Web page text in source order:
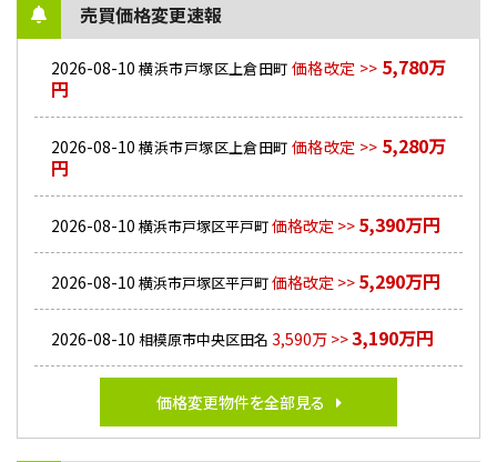
売買価格変更速報
2026-08-10 横浜市戸塚区上倉田町 価格改定 >> 5,780万
円
2026-08-10 横浜市戸塚区上倉田町 価格改定 >> 5,280万
円
2026-08-10 横浜市戸塚区平戸町価格改定 >> 5,390万円
2026-08-10 横浜市戸塚区平戸町価格改定 >> 5,290万円
2026-08-10 相模原市中央区田名 3,590万 >>3,190万円
価格変更物件を全部見る